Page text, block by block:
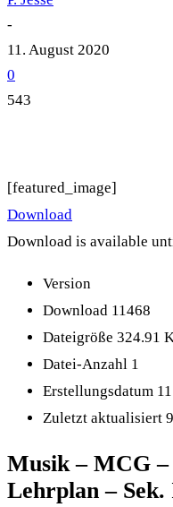
-
11. August 2020
0
543
[featured_image]
Download
Download is available
Version
Download 11468
Dateigröße 324.91
Datei-Anzahl 1
Erstellungsdatum
Zuletzt aktualisiert
Musik – MCG
Lehrplan – Sek.